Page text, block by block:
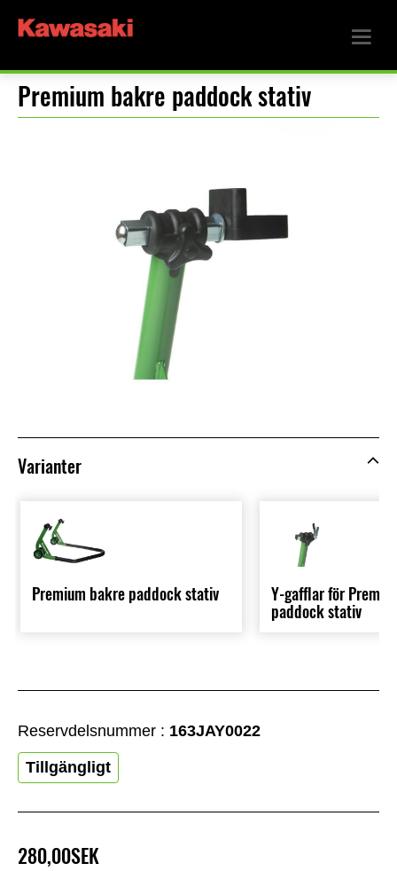
Premium bakre paddock stativ
280,00SEK
Reservdelsnummer : 163JAY0022
Tillgängligt
Varianter
Premium bakre paddock stativ
Y-gafflar för
paddock stativ